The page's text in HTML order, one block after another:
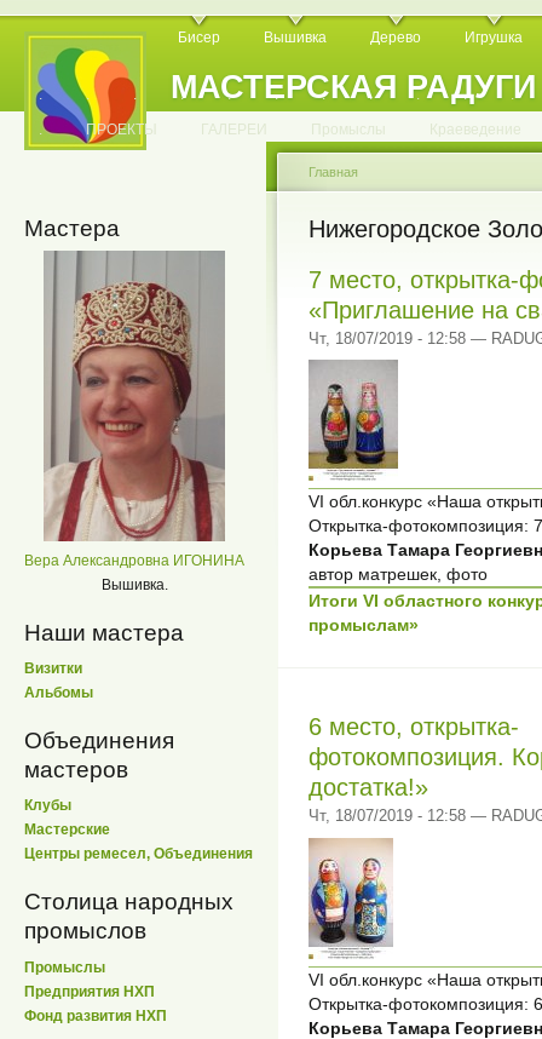
МАСТЕРСКАЯ РАДУГИ
Бисер Вышивка Дерево Игрушка
. . . . . . . . . . .
. ПРОЕКТЫ ГАЛЕРЕИ Промыслы Краеведение
Мастера
Вера Александровна ИГОНИНА
Вышивка.
Наши мастера
Визитки
Альбомы
Объединения
мастеров
Клубы
Мастерские
Центры ремесел, Объединения
Столица народных
промыслов
Промыслы
Предприятия НХП
Фонд развития НХП
Главная
Нижегородское
7 место, открытка-
«Приглашение на
Чт, 18/07/2019 - 12:58 —
VI обл.конкурс «Наша
Открытка-фотокомпозиция:
Корьева Тамара
автор матрешек, фото
Итоги VI областного
промыслам»
6 место, открытка-
фотокомпозиция.
достатка!»
Чт, 18/07/2019 - 12:58 —
VI обл.конкурс «Наша
Открытка-фотокомпозиция:
Корьева Тамара